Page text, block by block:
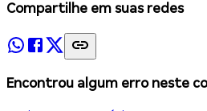
Compartilhe em suas redes
Encontrou algum erro neste